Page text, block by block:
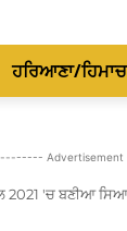
ਹਰਿਆਣਾ/
2021 'ਚ ਬਣੀਆ